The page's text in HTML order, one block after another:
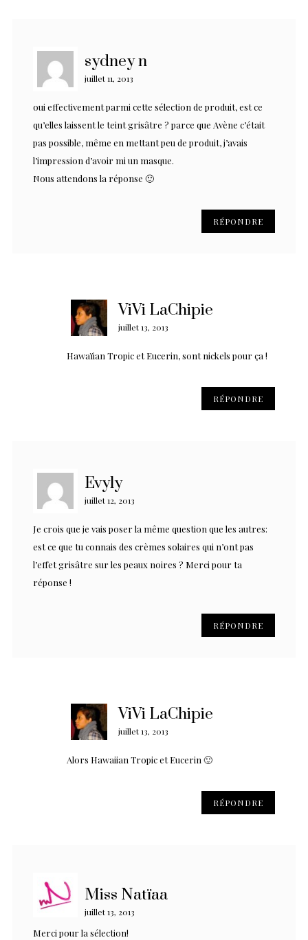
sydney n
juillet 11, 2013
oui effectivement parmi cette sélection de produit, est ce
qu’elles laissent le teint grisâtre ? parce que Avène c’était
pas possible, même en mettant peu de produit, j’avais
l’impression d’avoir mi un masque.
Nous attendons la réponse 🙂
RÉPONDRE
ViVi LaChipie
juillet 13, 2013
Hawaïian Tropic et Eucerin, sont nickels pour ça !
RÉPONDRE
Evyly
juillet 12, 2013
Je crois que je vais poser la même question que les autres:
est ce que tu connais des crèmes solaires qui n’ont pas
l’effet grisâtre sur les peaux noires ? Merci pour ta
réponse !
RÉPONDRE
ViVi LaChipie
juillet 13, 2013
Alors Hawaiian Tropic et Eucerin 🙂
RÉPONDRE
Miss Natïaa
juillet 13, 2013
Merci pour la sélection!